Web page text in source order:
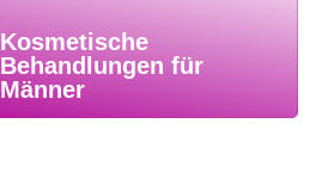
Kosmetische
Behandlungen für
Männer